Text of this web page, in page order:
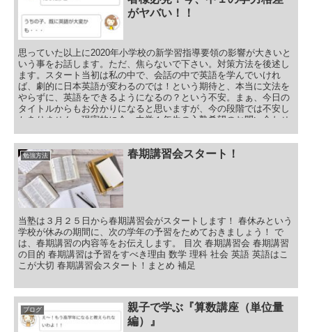
がヤバい！！
思っていた以上に2020年小学校の新学習指導要領の影響が大きいと
いう事をお話します。ただ、焦らないで下さい。対策方法を後述し
ます。スタート当初は私の中で、会話の中で英語を学んでいけれ
ば、劇的に日本英語が変わるのでは！という期待と、本当に文法を
やらずに、英語をできるようになるの？という不安。まぁ、今日の
タイトルからもお分かりになると思いますが、今の段階では不安し
かありません。現実的に今、中学１年生の入塾希望のお問い合わせ
勉強方法 春期講習会スタート！
当塾は３月２５日から春期講習会がスタートします！ 春休みという
学校が休みの期間に、次の学年の予習をためておきましょう！ で
は、春期講習の内容等をお伝えします。 目次 春期講習会 春期講習
の目的 春期講習は予習をすべき理由 数学 理科 社会 英語 英語はこ
こが大切 春期講習会スタート！まとめ 補足
ブログ
親子で学ぶ『算数講座（単位量
編）』